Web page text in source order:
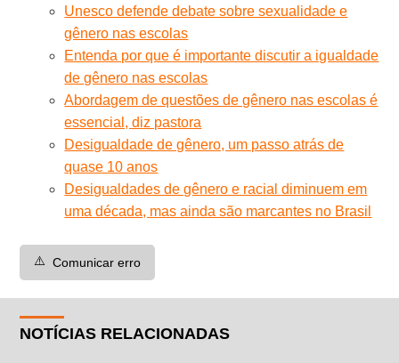
Unesco defende debate sobre sexualidade e
gênero nas escolas
Entenda por que é importante discutir a igualdade
de gênero nas escolas
Abordagem de questões de gênero nas escolas é
essencial, diz pastora
Desigualdade de gênero, um passo atrás de
quase 10 anos
Desigualdades de gênero e racial diminuem em
uma década, mas ainda são marcantes no Brasil
⚠️ Comunicar erro
NOTÍCIAS RELACIONADAS